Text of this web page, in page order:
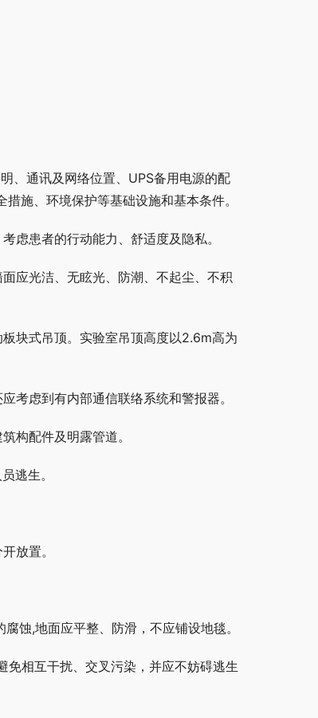
、通讯及网络位置、UPS备用电源的配
施、环境保护等基础设施和基本条件。
虑患者的行动能力、舒适度及隐私。
应光洁、无眩光、防潮、不起尘、不积
块式吊顶。实验室吊顶高度以2.6m高为
考虑到有内部通信联络系统和警报器。
构配件及明露管道。
逃生。
放置。
蚀,地面应平整、防滑，不应铺设地毯。
免相互干扰、交叉污染，并应不妨碍逃生